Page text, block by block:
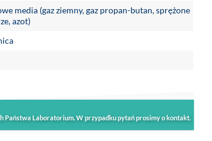
media (gaz ziemny, gaz propan-butan, sprężone
azot)
Państwa Laboratorium. W przypadku pytań prosimy o kontakt.